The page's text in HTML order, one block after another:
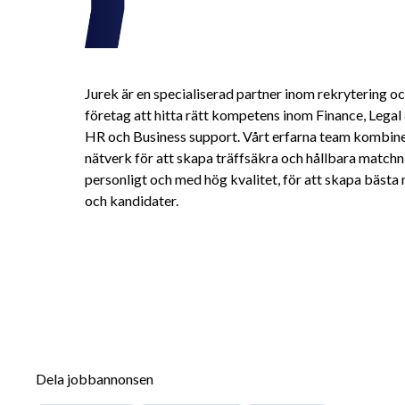
Jurek är en specialiserad partner inom rekrytering
företag att hitta rätt kompetens inom Finance, Legal
HR och Business support. Vårt erfarna team
nätverk för att skapa träffsäkra och hållbara
personligt och med hög kvalitet, för att skapa
och kandidater.
Dela jobbannonsen